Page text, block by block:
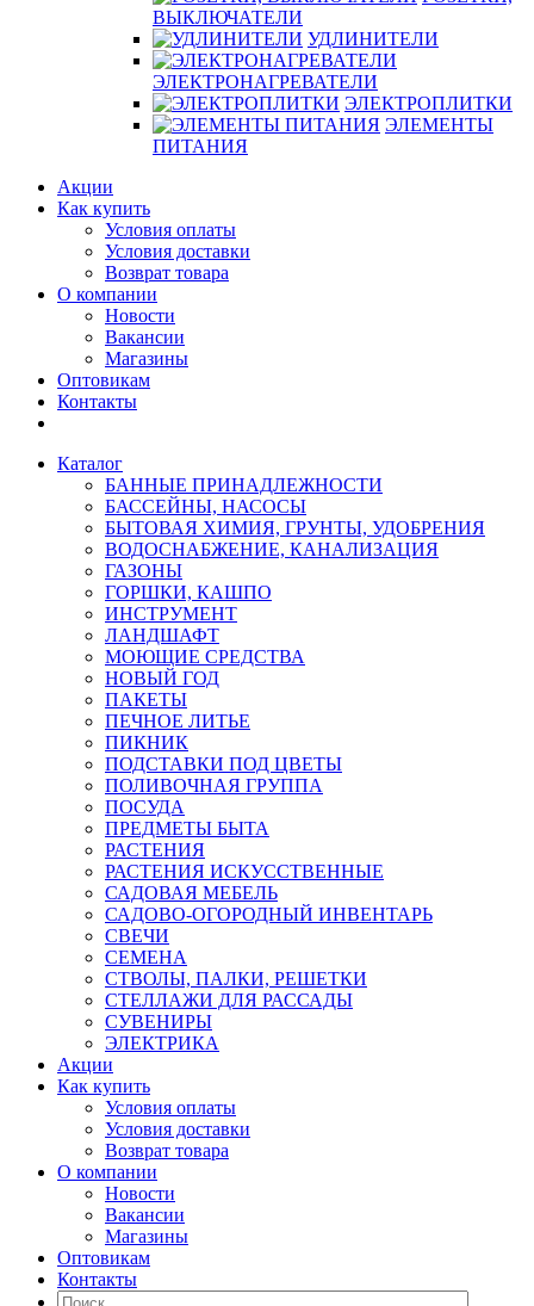
ВЫКЛЮЧАТЕЛИ
УДЛИНИТЕЛИ
ЭЛЕКТРОНАГРЕВАТЕЛИ
ЭЛЕКТРОПЛИТКИ
ЭЛЕМЕНТЫ
ПИТАНИЯ
Акции
Как купить
Условия оплаты
Условия доставки
Возврат товара
О компании
Новости
Вакансии
Магазины
Оптовикам
Контакты
Каталог
БАННЫЕ ПРИНАДЛЕЖНОСТИ
БАССЕЙНЫ, НАСОСЫ
БЫТОВАЯ ХИМИЯ, ГРУНТЫ, УДОБРЕНИЯ
ВОДОСНАБЖЕНИЕ, КАНАЛИЗАЦИЯ
ГАЗОНЫ
ГОРШКИ, КАШПО
ИНСТРУМЕНТ
ЛАНДШАФТ
МОЮЩИЕ СРЕДСТВА
НОВЫЙ ГОД
ПАКЕТЫ
ПЕЧНОЕ ЛИТЬЕ
ПИКНИК
ПОДСТАВКИ ПОД ЦВЕТЫ
ПОЛИВОЧНАЯ ГРУППА
ПОСУДА
ПРЕДМЕТЫ БЫТА
РАСТЕНИЯ
РАСТЕНИЯ ИСКУССТВЕННЫЕ
САДОВАЯ МЕБЕЛЬ
САДОВО-ОГОРОДНЫЙ ИНВЕНТАРЬ
СВЕЧИ
СЕМЕНА
СТВОЛЫ, ПАЛКИ, РЕШЕТКИ
СТЕЛЛАЖИ ДЛЯ РАССАДЫ
СУВЕНИРЫ
ЭЛЕКТРИКА
Акции
Как купить
Условия оплаты
Условия доставки
Возврат товара
О компании
Новости
Вакансии
Магазины
Оптовикам
Контакты